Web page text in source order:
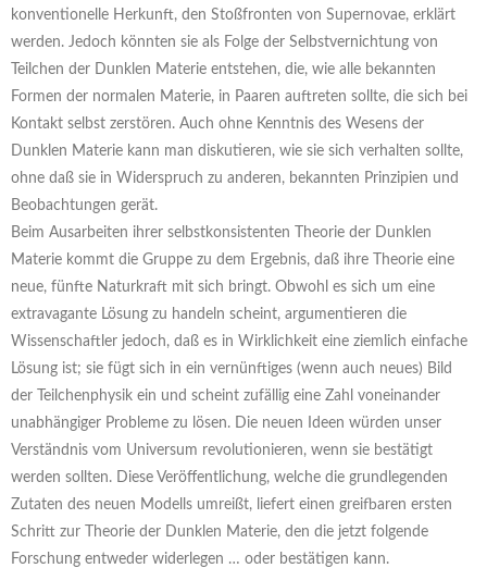
konventionelle Herkunft, den Stoßfronten von Supernovae, erklärt
werden. Jedoch könnten sie als Folge der Selbstvernichtung von
Teilchen der Dunklen Materie entstehen, die, wie alle bekannten
Formen der normalen Materie, in Paaren auftreten sollte, die sich bei
Kontakt selbst zerstören. Auch ohne Kenntnis des Wesens der
Dunklen Materie kann man diskutieren, wie sie sich verhalten sollte,
ohne daß sie in Widerspruch zu anderen, bekannten Prinzipien und
Beobachtungen gerät.
Beim Ausarbeiten ihrer selbstkonsistenten Theorie der Dunklen
Materie kommt die Gruppe zu dem Ergebnis, daß ihre Theorie eine
neue, fünfte Naturkraft mit sich bringt. Obwohl es sich um eine
extravagante Lösung zu handeln scheint, argumentieren die
Wissenschaftler jedoch, daß es in Wirklichkeit eine ziemlich einfache
Lösung ist; sie fügt sich in ein vernünftiges (wenn auch neues) Bild
der Teilchenphysik ein und scheint zufällig eine Zahl voneinander
unabhängiger Probleme zu lösen. Die neuen Ideen würden unser
Verständnis vom Universum revolutionieren, wenn sie bestätigt
werden sollten. Diese Veröffentlichung, welche die grundlegenden
Zutaten des neuen Modells umreißt, liefert einen greifbaren ersten
Schritt zur Theorie der Dunklen Materie, den die jetzt folgende
Forschung entweder widerlegen … oder bestätigen kann.